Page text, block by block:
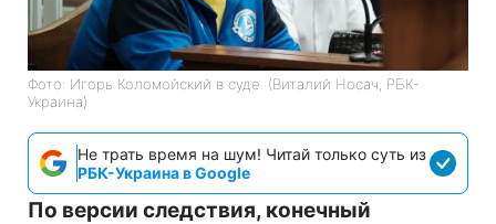
Фото: Игорь Коломойский в суде. (Виталий Носач, РБК-
Украина)
Не трать время на шум! Читай только суть из
РБК-Украина в Google
По версии следствия, конечный